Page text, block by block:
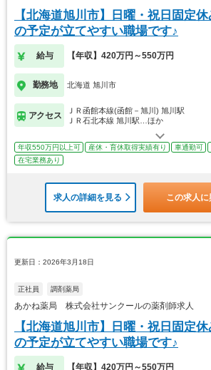
【北海道旭川市】日曜・祝日固定
の予定が立てやすい職場です♪
給与 【年収】420万円～550万円
勤務地 北海道 旭川市
アクセス
ＪＲ函館本線(函館－旭川) 旭川駅
ＪＲ石北本線 旭川駅…ほか
年収550万円以上可 産休・育休取得実績有り 車通勤可
在宅業務あり
求人の詳細を見る この求人
更新日：2026年3月18日
正社員 調剤薬局
あかね薬局 株式会社サンクールの薬剤師求人
【北海道旭川市】日曜・祝日固定
の予定が立てやすい職場です♪
給与 【年収】420万円～550万円